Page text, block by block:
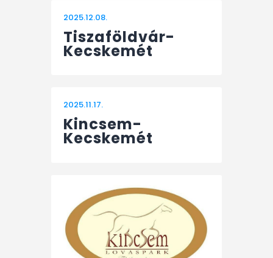
2025.12.08.
Tiszaföldvár-
Kecskemét
2025.11.17.
Kincsem-
Kecskemét